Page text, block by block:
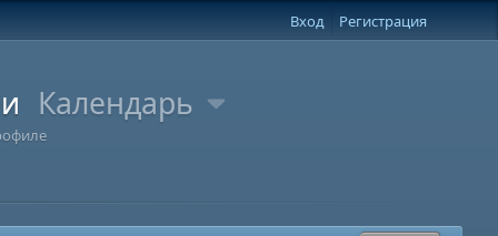
Вход Регистрация
Календарь